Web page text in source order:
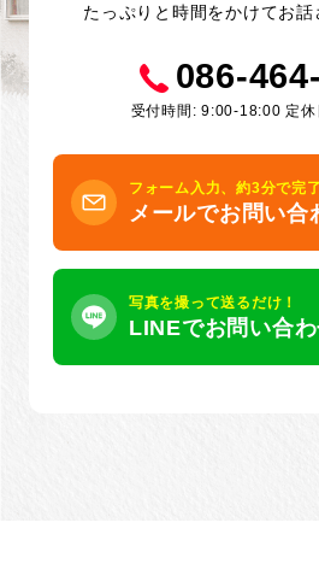
たっぷりと時間をかけてお話
086-
受付時間: 9:00-18:00 定休
フォーム入力、約3分で完了
メールでお問い合
写真を撮って送るだけ！
LINEでお問い合